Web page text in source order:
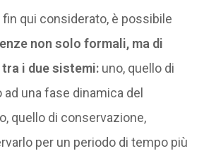
qui considerato, è possibile
non solo formali, ma di
i due sistemi:uno, quello di
una fase dinamica del
quello di conservazione,
per un periodo di tempo più